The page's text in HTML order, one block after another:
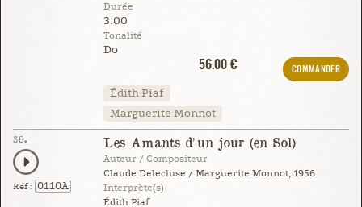
Durée
3:00
Tonalité
Do
56.00 €
COMMANDER
Édith Piaf
Marguerite Monnot
38.
Réf : 0110A
Les Amants d'un jour (en Sol)
Auteur / Compositeur
Claude Delecluse / Marguerite Monnot, 1956
Interprète(s)
Édith Piaf